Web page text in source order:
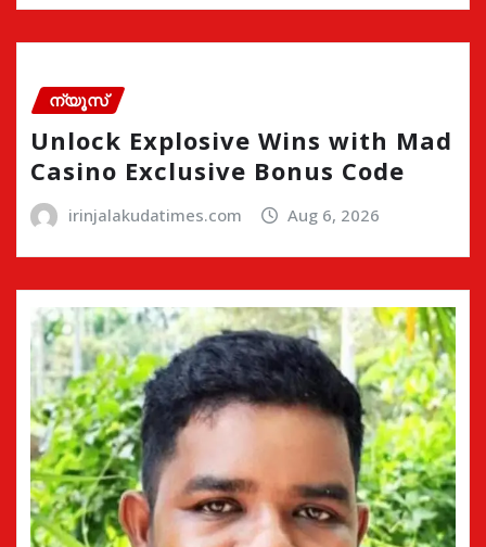
ന്യൂസ്
Unlock Explosive Wins with Mad
Casino Exclusive Bonus Code
irinjalakudatimes.com Aug 6, 2026